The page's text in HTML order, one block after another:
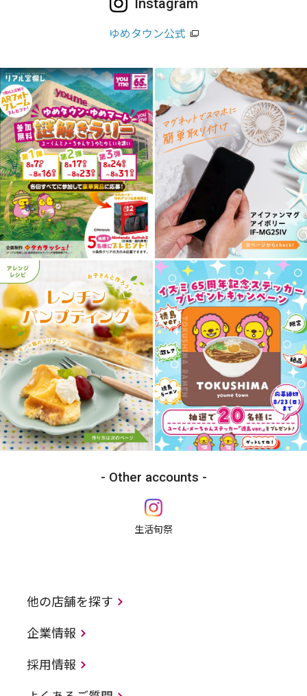
Instagram
ゆめタウン公式
Other accounts
生活旬祭
他の店舗を探す
企業情報
採用情報